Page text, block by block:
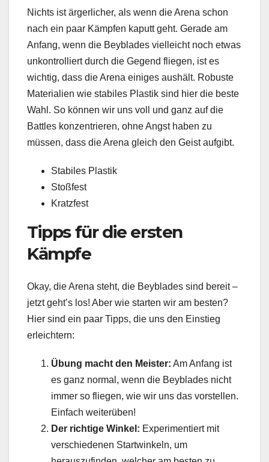
Nichts ist ärgerlicher, als wenn die Arena schon
nach ein paar Kämpfen kaputt geht. Gerade am
Anfang, wenn die Beyblades vielleicht noch etwas
unkontrolliert durch die Gegend fliegen, ist es
wichtig, dass die Arena einiges aushält. Robuste
Materialien wie stabiles Plastik sind hier die beste
Wahl. So können wir uns voll und ganz auf die
Battles konzentrieren, ohne Angst haben zu
müssen, dass die Arena gleich den Geist aufgibt.
Stabiles Plastik
Stoßfest
Kratzfest
Tipps für die ersten
Kämpfe
Okay, die Arena steht, die Beyblades sind bereit –
jetzt geht’s los! Aber wie starten wir am besten?
Hier sind ein paar Tipps, die uns den Einstieg
erleichtern:
Übung macht den Meister: Am Anfang ist
es ganz normal, wenn die Beyblades nicht
immer so fliegen, wie wir uns das vorstellen.
Einfach weiterüben!
Der richtige Winkel: Experimentiert mit
verschiedenen Startwinkeln, um